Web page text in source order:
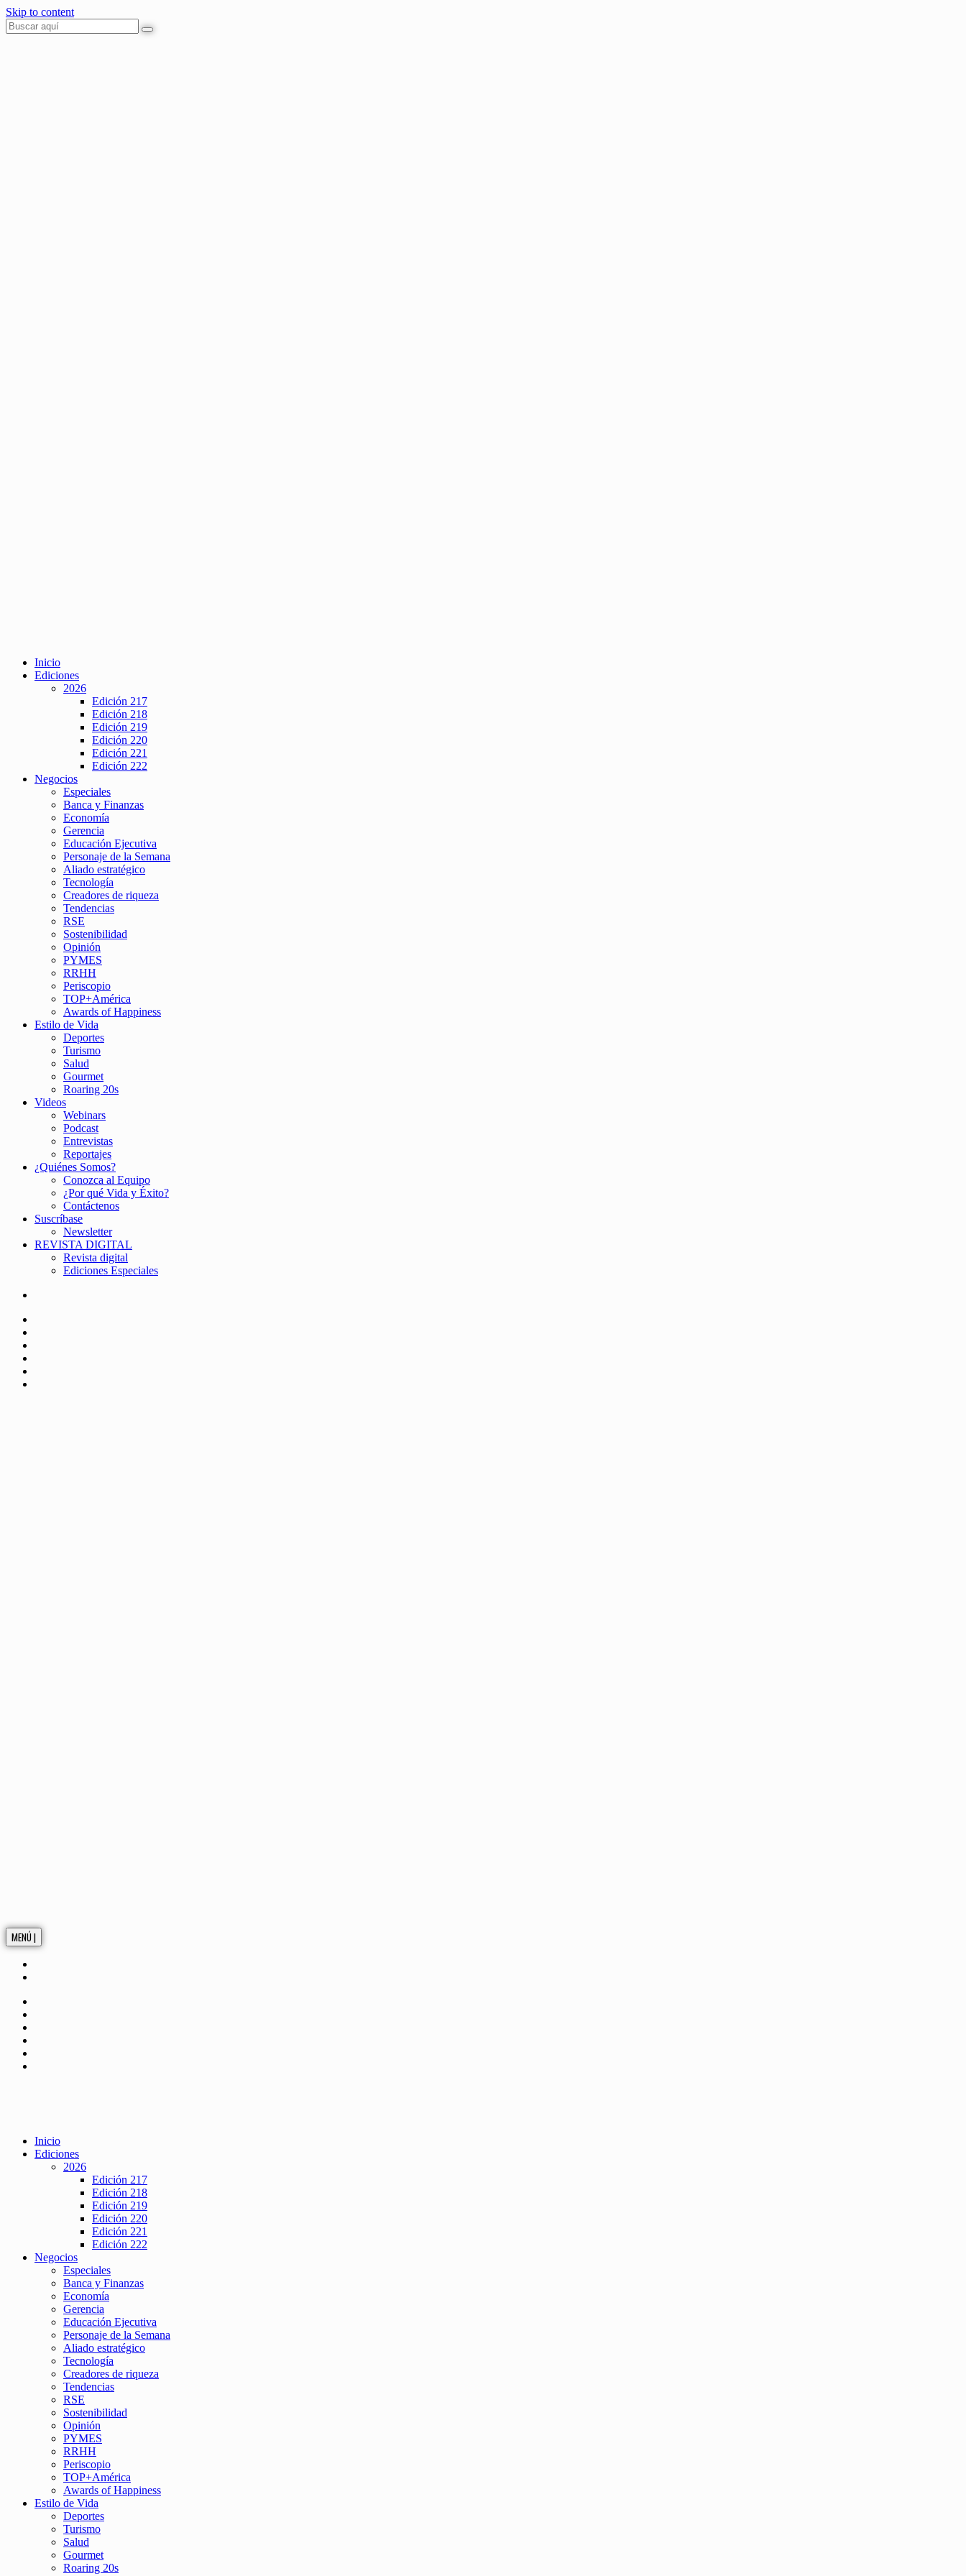
Skip to content
Inicio
Ediciones
2026
Edición 217
Edición 218
Edición 219
Edición 220
Edición 221
Edición 222
Negocios
Especiales
Banca y Finanzas
Economía
Gerencia
Educación Ejecutiva
Personaje de la Semana
Aliado estratégico
Tecnología
Creadores de riqueza
Tendencias
RSE
Sostenibilidad
Opinión
PYMES
RRHH
Periscopio
TOP+América
Awards of Happiness
Estilo de Vida
Deportes
Turismo
Salud
Gourmet
Roaring 20s
Videos
Webinars
Podcast
Entrevistas
Reportajes
¿Quiénes Somos?
Conozca al Equipo
¿Por qué Vida y Éxito?
Contáctenos
Suscríbase
Newsletter
REVISTA DIGITAL
Revista digital
Ediciones Especiales
MENÚ |
Inicio
Ediciones
2026
Edición 217
Edición 218
Edición 219
Edición 220
Edición 221
Edición 222
Negocios
Especiales
Banca y Finanzas
Economía
Gerencia
Educación Ejecutiva
Personaje de la Semana
Aliado estratégico
Tecnología
Creadores de riqueza
Tendencias
RSE
Sostenibilidad
Opinión
PYMES
RRHH
Periscopio
TOP+América
Awards of Happiness
Estilo de Vida
Deportes
Turismo
Salud
Gourmet
Roaring 20s